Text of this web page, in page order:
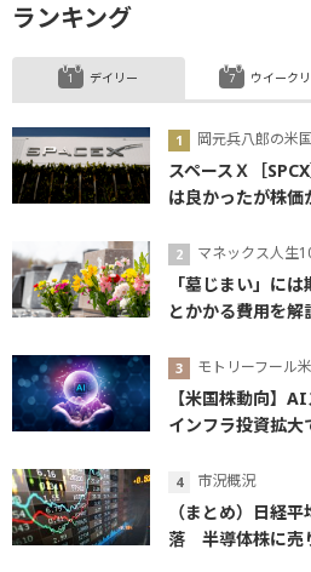
ランキング
デイリー
岡元兵八郎の米
スペースＸ［
は良かったが株価
マネックス人生
「墓じまい」に
とかかる費用を解
モトリーフール
【米国株動向】
インフラ投資拡大
市況概況
（まとめ）日経
落 半導体株に売
ウイーク